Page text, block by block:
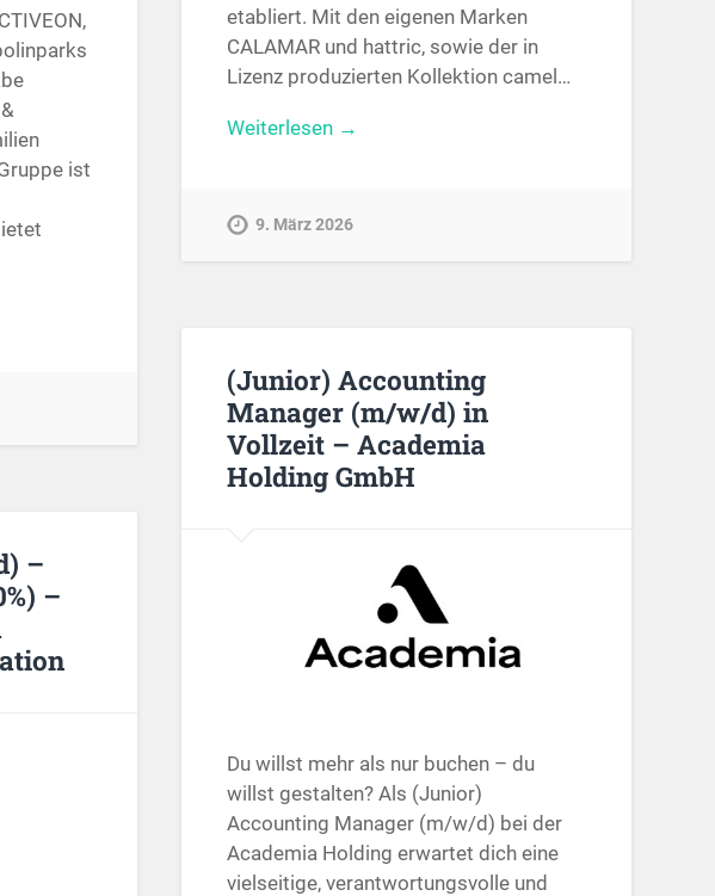
etabliert. Mit den eigenen Marken
CALAMAR und hattric, sowie der in
Lizenz produzierten Kollektion camel…
Weiterlesen →
9. März 2026
ist
(Junior) Accounting
Manager (m/w/d) in
Vollzeit – Academia
Holding GmbH
Du willst mehr als nur buchen – du
willst gestalten? Als (Junior)
Accounting Manager (m/w/d) bei der
Academia Holding erwartet dich eine
vielseitige, verantwortungsvolle und
–
–